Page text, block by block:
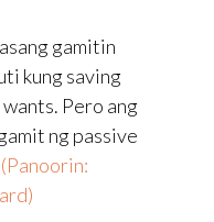
gamitin
kung saving
Pero ang
ng passive
(Panoorin: